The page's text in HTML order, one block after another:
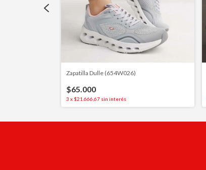
Zapatilla Dulle (654W026)
$65.000
3 x $21.666,67 sin interés